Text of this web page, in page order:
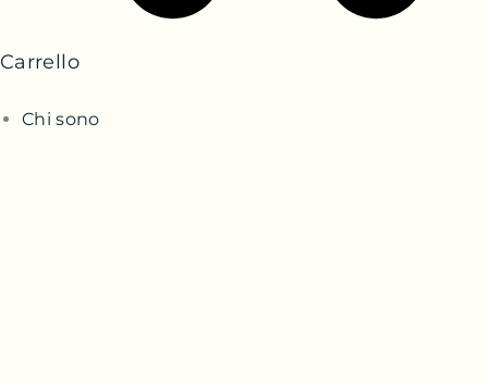
Carrello
Chi sono